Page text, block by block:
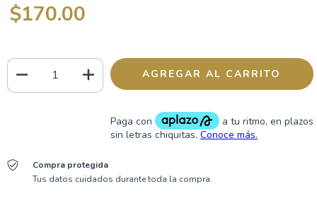
$170.00
Compra protegida
Tus datos cuidados durante toda la compra.